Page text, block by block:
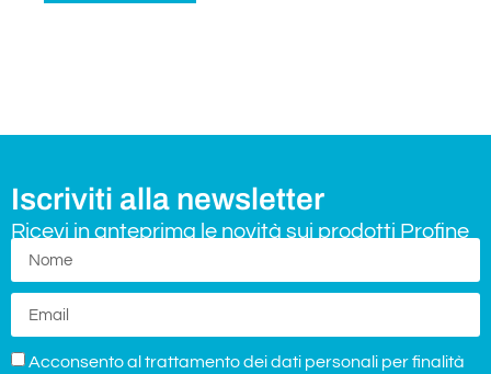
Iscriviti alla newsletter
Ricevi in anteprima le novità sui prodotti Profine
Acconsento al trattamento dei dati personali per finalità